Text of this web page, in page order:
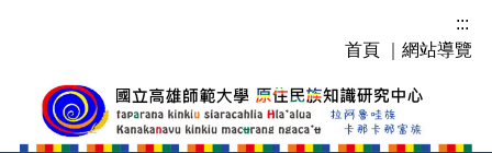
容
:::
首頁
網站導覽